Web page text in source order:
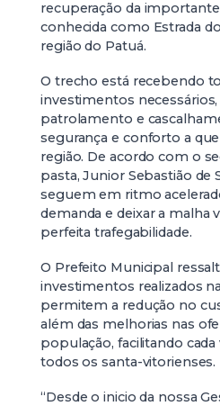
recuperação da importante
conhecida como Estrada
região do Patuá.
O trecho está recebendo
investimentos
patrolamento e
segurança e conforto a
região. De acordo com o
pasta, Junior Sebastião de
seguem em ritmo
demanda e deixar a malha
perfeita trafegabilidade.
O Prefeito Municipal
investimentos realizados
permitem a redução no
além das melhorias nas
população, facilitando cada
todos os santa-vitorienses.
“Desde o inicio da nossa